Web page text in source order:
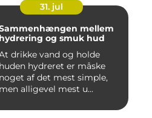
31. jul
mellem
hydrering og smuk hud
drikke vand og holde
huden hydreret er måske
noget af det mest simple,
men alligevel mest u...